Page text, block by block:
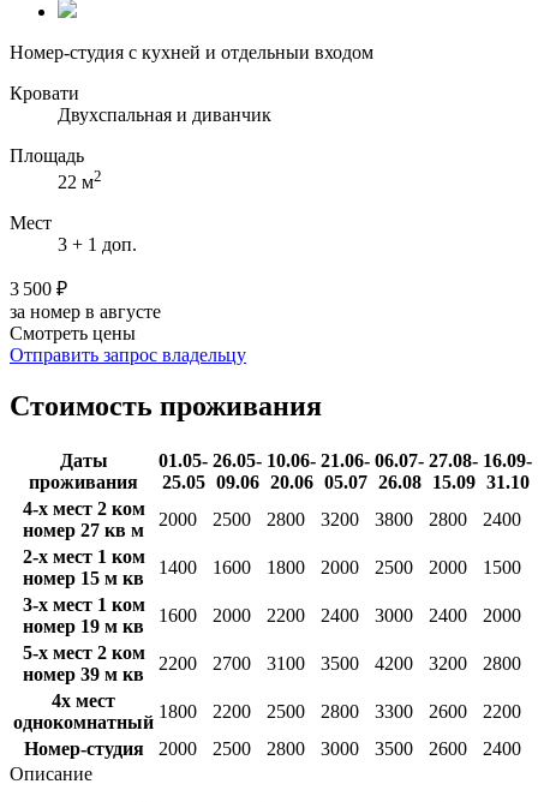
Номер-студия с кухней и отдельныи входом
Кровати
Двухспальная и диванчик
Площадь
22 м2
Мест
3 + 1 доп.
3 500 ₽
за номер в августе
Смотреть цены
Отправить запрос владельцу
Стоимость проживания
Даты
проживания
01.05-
25.05
26.05-
09.06
10.06-
20.06
21.06-
05.07
06.07-
26.08
27.08-
15.09
16.09-
31.10
4-х мест 2 ком
номер 27 кв м
2000 2500 2800 3200 3800 2800
2400
2-х мест 1 ком
номер 15 м кв
1400 1600 1800 2000 2500 2000
1500
3-х мест 1 ком
номер 19 м кв
1600 2000 2200 2400 3000 2400
2000
5-х мест 2 ком
номер 39 м кв
2200 2700 3100 3500 4200 3200
2800
4х мест
однокомнатный
1800 2200 2500 2800 3300 2600
2200
Номер-студия
2000 2500 2800 3000 3500 2600
2400
Описание